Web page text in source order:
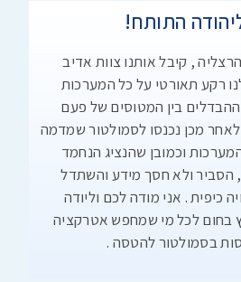
התותח!
, קיבל אותנו צוות אדיב
רקע תאורטי על כל המערכות
בין המטוסים של פעם
לאחר מכן נכנסו לסמולטור שמדמה
וכמובן שהנציג הנחמד
, הסביר ולא חסך מידע והשתדל
כיפית . אני מודה לכם וליודה
בחום לכל מי שמחפש אטרקציה
בסמולטור להטסה .